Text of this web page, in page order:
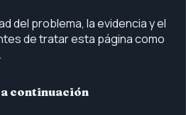
del problema, la evidencia y el
de tratar esta página como
continuación